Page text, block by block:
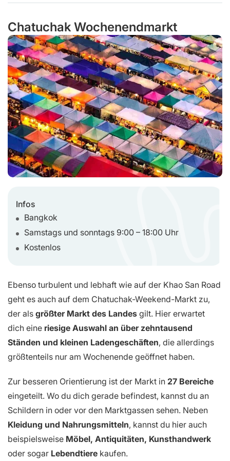
Chatuchak Wochenendmarkt
Infos
Bangkok
Samstags und sonntags 9:00 – 18:00 Uhr
Kostenlos
Ebenso turbulent und lebhaft wie auf der Khao San Road
geht es auch auf dem Chatuchak-Weekend-Markt zu,
der als größter Markt des Landes gilt. Hier erwartet
dich eine riesige Auswahl an über zehntausend
Ständen und kleinen Ladengeschäften, die allerdings
größtenteils nur am Wochenende geöffnet haben.
Zur besseren Orientierung ist der Markt in 27 Bereiche
eingeteilt. Wo du dich gerade befindest, kannst du an
Schildern in oder vor den Marktgassen sehen. Neben
Kleidung und Nahrungsmitteln, kannst du hier auch
beispielsweise Möbel, Antiquitäten, Kunsthandwerk
oder sogar Lebendtiere kaufen.